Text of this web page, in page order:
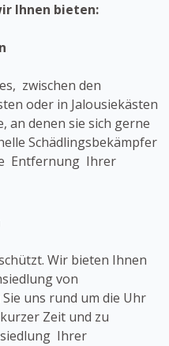
Ihnen bieten:
zwischen den
oder in Jalousiekästen
an denen sie sich gerne
Schädlingsbekämpfer
Entfernung Ihrer
Wir bieten Ihnen
von
uns rund um die Uhr
Zeit und zu
Ihrer